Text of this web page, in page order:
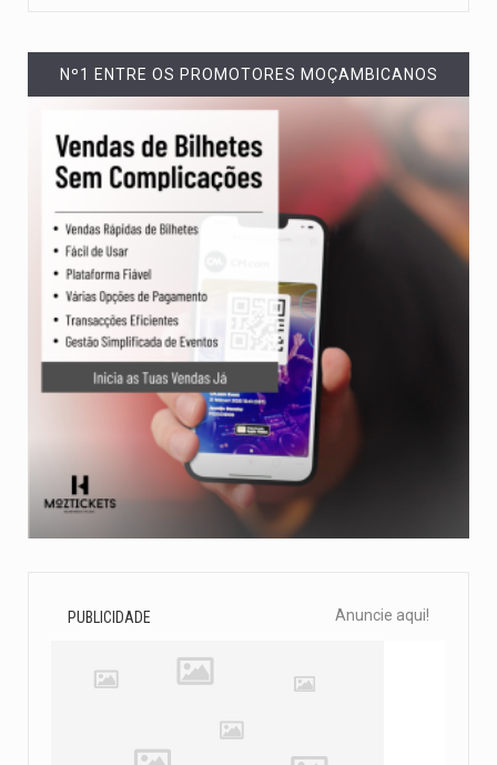
Nº1 ENTRE OS PROMOTORES MOÇAMBICANOS
PUBLICIDADE Anuncie aqui!